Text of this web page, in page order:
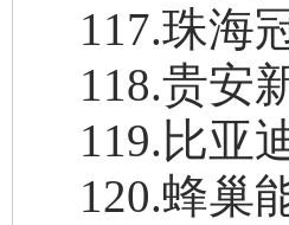
117.珠海
118.贵安
119.比亚
120.蜂巢